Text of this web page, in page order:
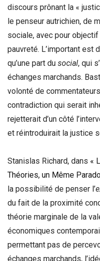
discours prônant la «
le penseur autrichien, de
sociale, avec pour
pauvreté. L’important est
qu’une part du social, qui
échanges marchands.
volonté de
contradiction qui serait
rejetterait d’un côté
et réintroduirait la justice
Stanislas Richard, dans «
Théories, un Même
la possibilité de penser l’
du fait de la proximité
théorie marginale de la
économiques
permettant pas de
échanges marchands,